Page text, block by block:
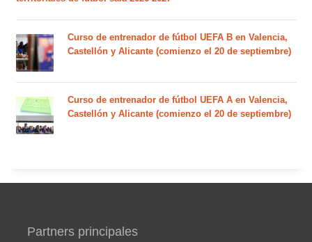
Curso de entrenador de fútbol UEFA B en Valencia,
Castellón y Alicante (comienzo el 20 de septiembre)
Curso de entrenador de fútbol UEFA A en Valencia,
Castellón y Alicante (comienzo el 20 de septiembre)
Partners principales